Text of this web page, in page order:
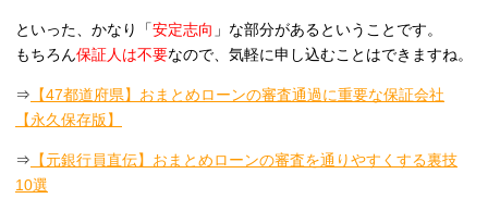
といった、かなり「安定志向 」な部分があるということです。
もちろん保証人は不要なので、気軽に申し込むことはできますね。
⇒ 【47都道府県】おまとめローンの審査通過に重要な保証会社
【永久保存版】
⇒ 【元銀行員直伝】おまとめローンの審査を通りやすくする裏技
10選